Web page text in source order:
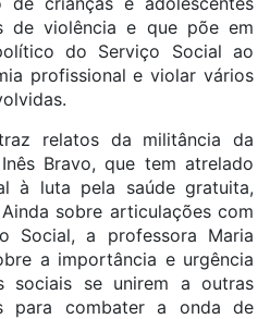
de violência e que põe em
do Serviço Social ao
profissional e violar vários
relatos da militância da
Bravo, que tem atrelado
à luta pela saúde gratuita,
sobre articulações com
Social, a professora Maria
a importância e urgência
sociais se unirem a outras
para combater a onda de